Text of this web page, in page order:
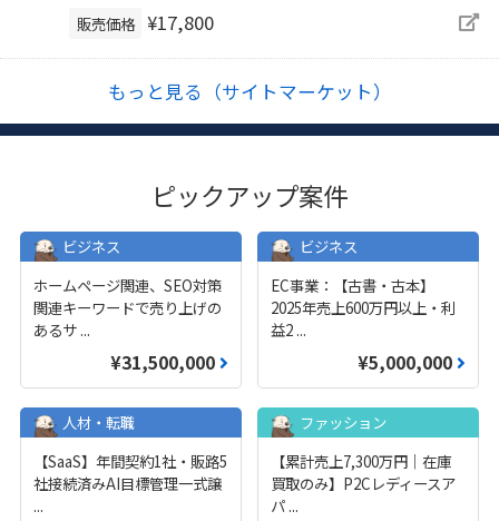
販売価格 ¥17,800
もっと見る（サイトマーケット）
ピックアップ案件
ビジネス
ホームページ関連、SEO対策
関連キーワードで売り上げの
あるサ ...
¥31,500,000
ビジネス
EC事業：【古書・古本】
2025年売上600万円以上・利
益2 ...
¥5,000,000
人材・転職
【SaaS】年間契約1社・販路5
社接続済みAI目標管理一式譲
...
ファッション
【累計売上7,300万円｜在庫
買取のみ】P2Cレディースア
パ ...